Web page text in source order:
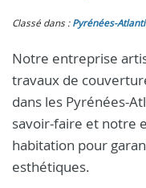
Classé dans : Pyrénées-
Notre entreprise
travaux de
dans les Pyrénées-
savoir-faire et notre
habitation pour
esthétiques.